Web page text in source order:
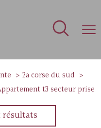
2a corse du sud
Appartement t3 secteur prise
résultats